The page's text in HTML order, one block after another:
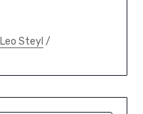
Leo Steyl /